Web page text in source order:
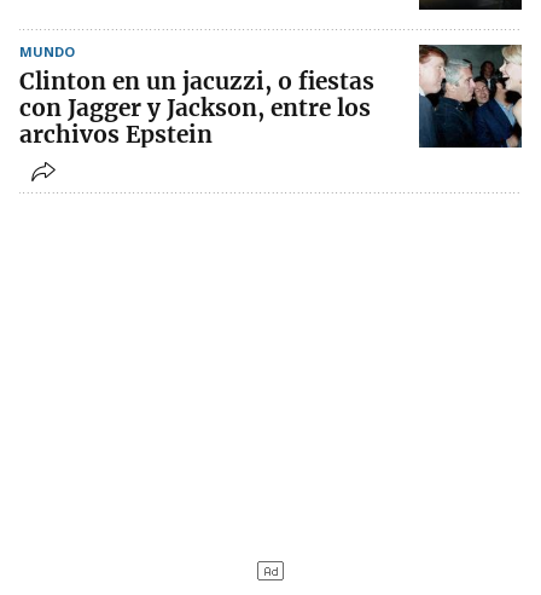
MUNDO
Clinton en un jacuzzi, o fiestas
con Jagger y Jackson, entre los
archivos Epstein